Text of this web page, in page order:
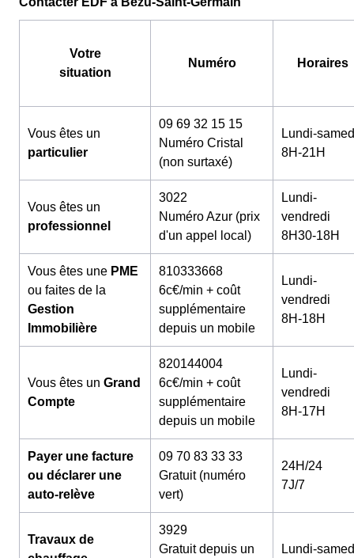
Votre
situation
Numéro Horaires
Vous êtes un
particulier
09 69 32 15 15
Numéro Cristal
(non surtaxé)
Lundi-
8H-21H
Vous êtes un
professionnel
3022
Numéro Azur (prix
d'un appel local)
Lundi-
vendredi
8H30-18H
Vous êtes une PME
ou faites de la
Gestion
Immobilière
810333668
6c€/min + coût
supplémentaire
depuis un mobile
Lundi-
vendredi
8H-18H
Vous êtes un Grand
Compte
820144004
6c€/min + coût
supplémentaire
depuis un mobile
Lundi-
vendredi
8H-17H
Payer une facture
ou déclarer une
auto-relève
09 70 83 33 33
Gratuit (numéro
vert)
24H/24
7J/7
Travaux de
3929
Gratuit depuis un
Lundi-